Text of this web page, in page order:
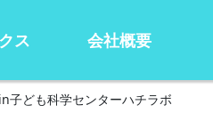
ス 会社概要
子ども科学センターハチラボ